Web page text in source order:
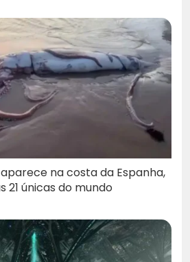
na costa da Espanha,
21 únicas do mundo